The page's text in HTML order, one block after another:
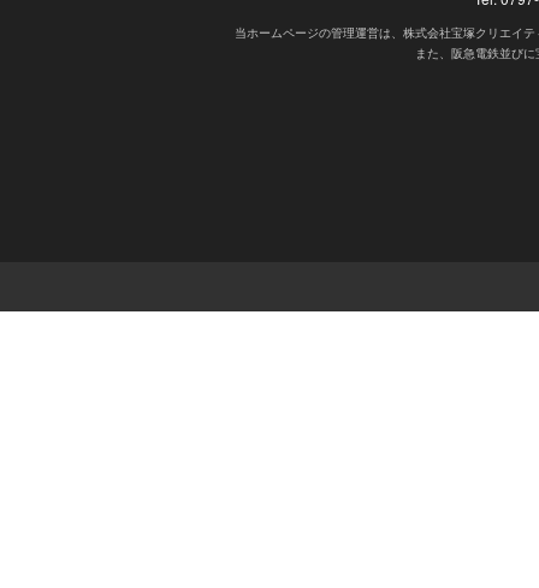
当ホームページの管理運営は、株式会社宝塚クリエイ
また、阪急電鉄並び